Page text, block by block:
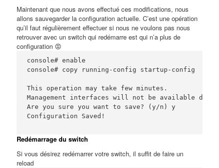
Maintenant que nous avons effectué ces modifications, nous
allons sauvegarder la configuration actuelle. C’est une opération
qu’il faut régulièrement effectuer si nous ne voulons pas nous
retrouver avec un switch qui redémarre est qui n’a plus de
configuration 😡
console# enable
console# copy running-config startup-config
This operation may take few minutes.
Management interfaces will not be available
Are you sure you want to save? (y/n) y
Configuration Saved!
Redémarrage du switch
Si vous désirez redémarrer votre switch, il suffit de faire un
reload